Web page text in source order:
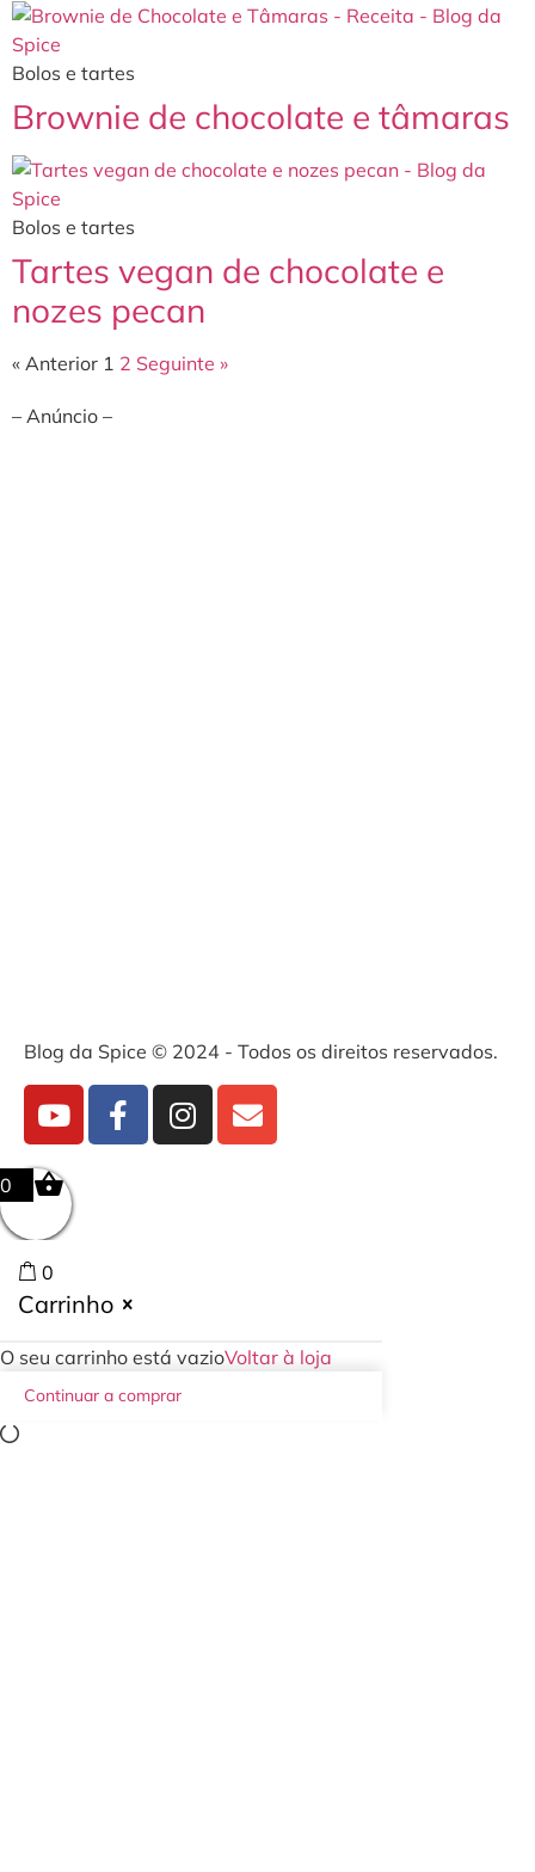
Bolos e tartes
Brownie de chocolate e tâmaras
Bolos e tartes
Tartes vegan de chocolate e
nozes pecan
« Anterior 1 2 Seguinte »
– Anúncio –
Blog da Spice © 2024 - Todos os direitos reservados.
0
0
Carrinho
O seu carrinho está vazioVoltar à loja
Continuar a comprar